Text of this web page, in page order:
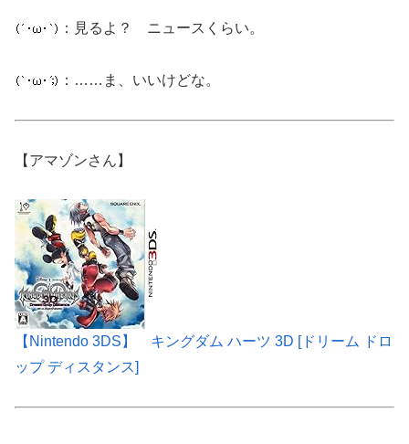
：見るよ？ ニュースくらい。
：……ま、いいけどな。
【アマゾンさん】
【Nintendo 3DS】 キングダム ハーツ 3D [ドリーム ドロ
ップ ディスタンス]